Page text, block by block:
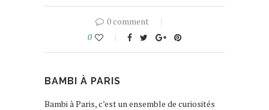
0 comment
0
BAMBI À PARIS
Bambi à Paris, c’est un ensemble de curiosités